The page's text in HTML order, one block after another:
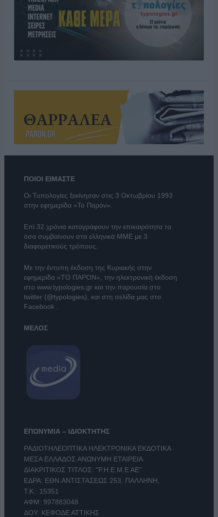
ΠΟΙΟΙ ΕΙΜΑΣΤΕ
Οι Τυπολογίες ξεκίνησαν στις 3 Οκτωβρίου 1993
στην εφημερίδα «Το Παρόν».
Επί 32 χρόνια καταγράφουν την επικαιρότητα τα
όσα συμβαίνουν στα ελληνικά ΜΜΕ με 3
διαφορετικούς τρόπους.
Με την έντυπη έκδοση της Κυριακής στην
εφημερίδα «ΤΟ ΠΑΡΟΝ», την ηλεκτρονική έκδοση
στο www.typologies.grκαι την παρουσία στο
twitter (@typologies), και στη σελίδα μας στο
Facebook .
ΜΕΛΟΣ
ΕΠΩΝΥΜΙΑ – ΙΔΙΟΚΤΗΤΗΣ
ΡΑΔΙΟΤΗΛΕΟΠΤΙΚΑ ΗΛΕΚΤΡΟΝΙΚΑ ΕΚΔΟΤΙΚΑ
ΜΕΣΑ ΕΛΛΑΔΟΣ ΑΝΩΝΥΜΗ ΕΤΑΙΡΕΙΑ
ΔΙΑΚΡΙΤΙΚΟΣ ΤΙΤΛΟΣ: "Ρ.Η.Ε.Μ.Ε ΑΕ"
ΕΔΡΑ: ΕΘΝ.ΑΝΤΙΣΤΑΣΕΩΣ 253, ΠΑΛΛΗΝΗ,
Τ.Κ.: 15351
ΑΦΜ: 997883048
ΔΟΥ: ΚΕΦΟΔΕ ΑΤΤΙΚΗΣ